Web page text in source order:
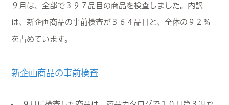
９月は、全部で３９７品目の商品を検査しました。内訳
は、新企画商品の事前検査が３６４品目と、全体の９２％
を占めています。
新企画商品の事前検査